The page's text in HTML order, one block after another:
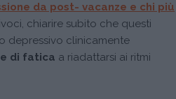
da post- vacanze e chi più
chiarire subito che questi
depressivo clinicamente
di fatica a riadattarsi ai ritmi